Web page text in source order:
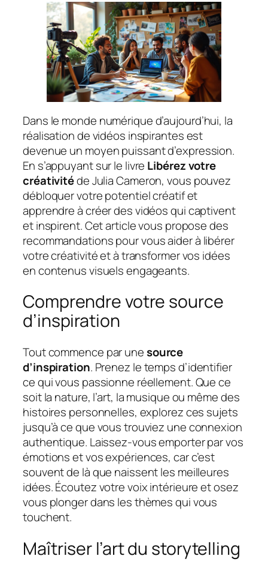
Dans le monde numérique d’aujourd’hui, la
réalisation de vidéos inspirantes est
devenue un moyen puissant d’expression.
En s’appuyant sur le livre Libérez votre
créativitéde Julia Cameron, vous pouvez
débloquer votre potentiel créatif et
apprendre à créer des vidéos qui captivent
et inspirent. Cet article vous propose des
recommandations pour vous aider à libérer
votre créativité et à transformer vos idées
en contenus visuels engageants.
Comprendre votre source
d’inspiration
Tout commence par unesource
d’inspiration. Prenez le temps d’identifier
ce qui vous passionne réellement. Que ce
soit la nature, l’art, la musique ou même des
histoires personnelles, explorez ces sujets
jusqu’à ce que vous trouviez une connexion
authentique. Laissez-vous emporter par vos
émotions et vos expériences, car c’est
souvent de là que naissent les meilleures
idées. Écoutez votre voix intérieure et osez
vous plonger dans les thèmes qui vous
touchent.
Maîtriser l’art du storytelling